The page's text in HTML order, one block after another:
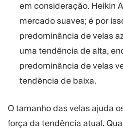
em consideração. Heikin
mercado suaves; é por
predominância de velas
uma tendência de alta,
predominância de velas
tendência de baixa.
O tamanho das velas ajuda
força da tendência atual.